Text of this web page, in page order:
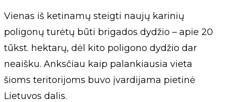
Vienas iš ketinamų steigti naujų karinių
poligonų turėtų būti brigados dydžio – apie 20
tūkst. hektarų, dėl kito poligono dydžio dar
neaišku. Anksčiau kaip palankiausia vieta
šioms teritorijoms buvo įvardijama pietinė
Lietuvos dalis.